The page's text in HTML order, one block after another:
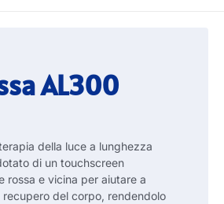
AL300
della luce a lunghezza
di un touchscreen
rossa e vicina per aiutare a
del corpo, rendendolo